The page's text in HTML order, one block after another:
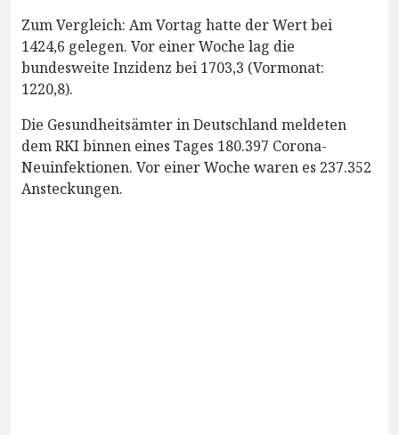
Zum Vergleich: Am Vortag hatte der Wert bei
1424,6 gelegen. Vor einer Woche lag die
bundesweite Inzidenz bei 1703,3 (Vormonat:
1220,8).
Die Gesundheitsämter in Deutschland meldeten
dem RKI binnen eines Tages 180.397 Corona-
Neuinfektionen. Vor einer Woche waren es 237.352
Ansteckungen.